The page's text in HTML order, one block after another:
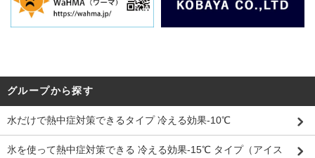
グループから探す
水だけで熱中症対策できるタイプ 冷える効果-10℃
氷を使って熱中症対策できる 冷える効果-15℃ タイプ（アイス